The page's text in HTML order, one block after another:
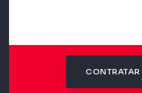
CONTRATAR